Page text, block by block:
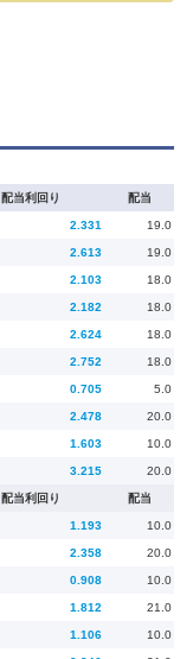
配当利回り 配当
2.331 19.0
2.613 19.0
2.103 18.0
2.182 18.0
2.624 18.0
2.752 18.0
0.705 5.0
2.478 20.0
1.603 10.0
3.215 20.0
配当利回り 配当
1.193 10.0
2.358 20.0
0.908 10.0
1.812 21.0
1.106 10.0